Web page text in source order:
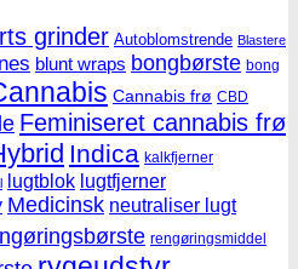
grinder Autoblomstrende Blastere
blunt wraps bongbørste bong
Cannabis frø CBD
Feminiseret cannabis frø
Indica kalkfjerner
lugtblok lugtfjerner
Medicinsk neutraliser lugt
rengøringsmiddel